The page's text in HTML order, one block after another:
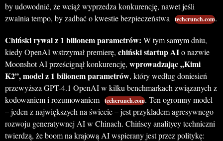
by udowodnić, że wciąż wyprzedza konkurencję, nawet jeśli
zwalnia tempo, by zadbać o kwestie bezpieczeństwa
techcrunch.com.
Chiński rywal z 1 bilionem parametrów: W tym samym dniu,
kiedy OpenAI wstrzymał premierę, chiński startup AIo nazwie
Moonshot AI prześcignął konkurencję, wprowadzając „Kimi
K2”, model z 1 bilionem parametrów, który według doniesień
przewyższa GPT-4.1 OpenAI w kilku benchmarkach związanych z
kodowaniem i rozumowaniem techcrunch.com. Ten ogromny model
– jeden z największych na świecie – jest przykładem agresywnego
rozwoju generatywnej AI w Chinach. Chińscy analitycy techniczni
twierdzą, że boom na krajową AI wspierany jest przez politykę: